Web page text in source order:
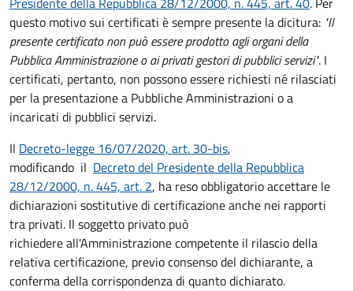
questo motivo sui certificati è sempre presente la dicitura: "Il
presente certificato non può essere prodotto agli organi della
Pubblica Amministrazione o ai privati gestori di pubblici servizi". I
certificati, pertanto, non possono essere richiesti né rilasciati
per la presentazione a Pubbliche Amministrazioni o a
incaricati di pubblici servizi.
Il Decreto-legge 16/07/2020, art. 30-bis,
modificando il Decreto del Presidente della Repubblica
28/12/2000, n. 445, art. 2, ha reso obbligatorio accettare le
dichiarazioni sostitutive di certificazione anche nei rapporti
tra privati. Il soggetto privato può
richiedere all'Amministrazione competente il rilascio della
relativa certificazione, previo consenso del dichiarante, a
conferma della corrispondenza di quanto dichiarato.